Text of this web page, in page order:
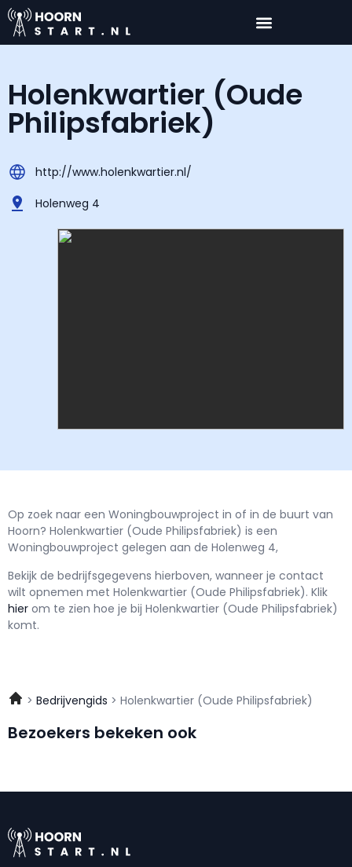
Holenkwartier (Oude
Philipsfabriek)
http://www.holenkwartier.nl/
Holenweg 4
Op zoek naar een Woningbouwproject in of in de buurt van
Hoorn? Holenkwartier (Oude Philipsfabriek) is een
Woningbouwproject gelegen aan de Holenweg 4,
Bekijk de bedrijfsgegevens hierboven, wanneer je contact
wilt opnemen met Holenkwartier (Oude Philipsfabriek). Klik
hier om te zien hoe je bij Holenkwartier (Oude Philipsfabriek)
komt.
Bedrijvengids Holenkwartier (Oude Philipsfabriek)
Bezoekers bekeken ook